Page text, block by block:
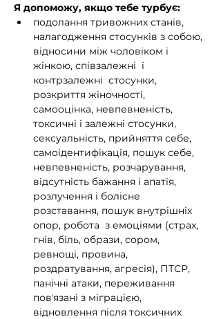
Я допоможу, якщо тебе турбує:
подолання тривожних станів,
налагодження стосунків з собою,
відносини між чоловіком і
жінкою, співзалежні  і
контрзалежні  стосунки,
розкриття жіночності,
самооцінка, невпевненість,
токсичні і залежні стосунки,
сексуальність, прийняття себе,
самоідентифікація, пошук себе,
невпевненість, розчарування,
відсутність бажання і апатія,
розлучення і болісне
розставання, пошук внутрішніх
опор, робота  з емоціями (страх,
гнів, біль, образи, сором,
ревнощі, провина,
роздратування, агресія), ПТСР,
панічні атаки, переживання
повʼязані з міграцією,
відновлення після токсичних